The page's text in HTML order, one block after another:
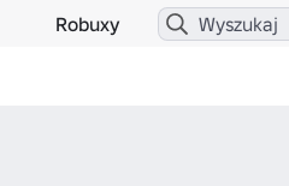
Robuxy